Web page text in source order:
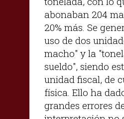
abonaban 204
20% más. Se
uso de dos
macho" y la
sueldo", siendo
unidad fiscal, de
física. Ello ha
grandes errores